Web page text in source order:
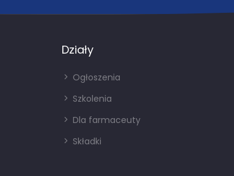
Działy
Ogłoszenia
Szkolenia
Dla farmaceuty
Składki